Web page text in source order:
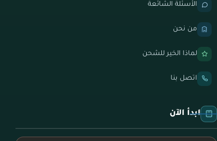
الأسئلة الشائعة
من نحن
لماذا الخير للشحن
اتصل بنا
ابدأ الآن